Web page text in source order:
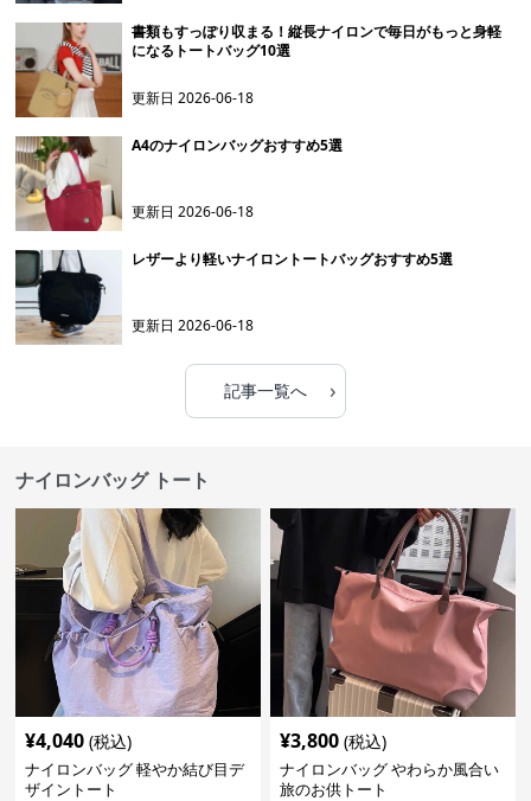
書類もすっぽり収まる！縦長ナイロンで毎日がもっと身軽
になるトートバッグ10選
更新日2026-06-18
A4のナイロンバッグおすすめ5選
更新日2026-06-18
レザーより軽いナイロントートバッグおすすめ5選
更新日2026-06-18
記事一覧へ ›
ナイロンバッグ トート
¥4,040 (税込)
ナイロンバッグ 軽やか結び目デ
ザイントート
¥3,800 (税込)
ナイロンバッグ やわらか風合い
旅のお供トート